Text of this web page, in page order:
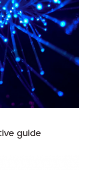
guide